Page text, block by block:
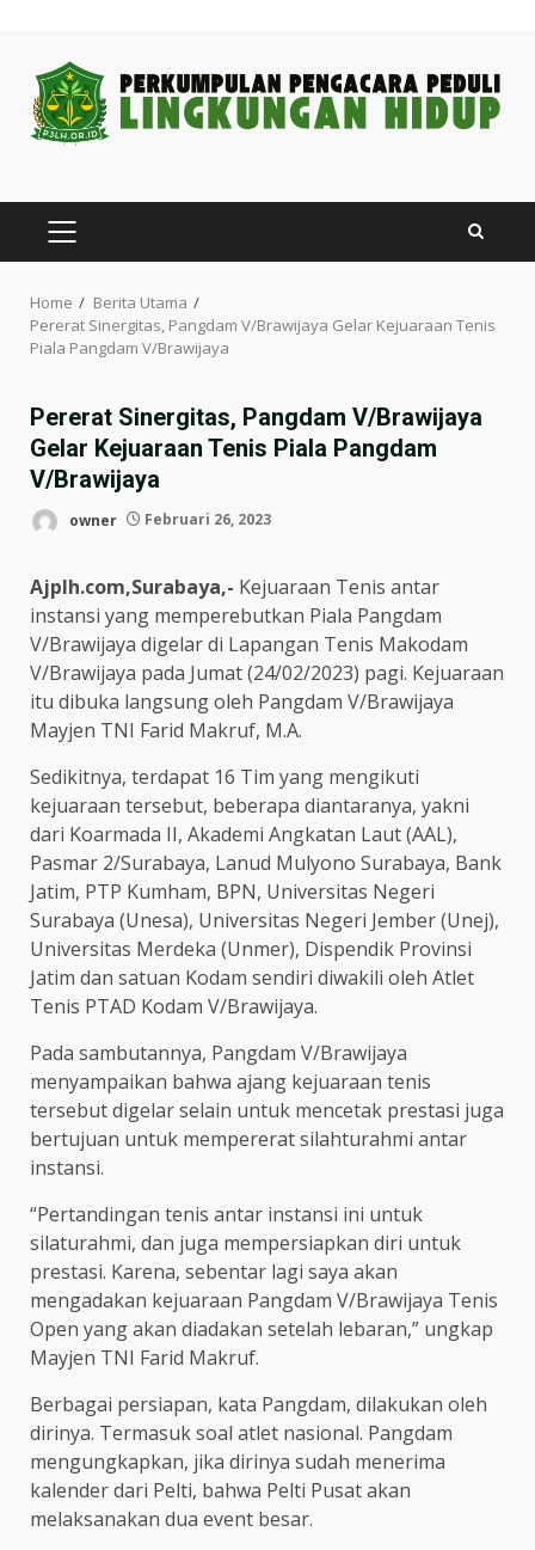
content
PRIMARY
MENU
Home
Berita Utama
Pererat Sinergitas, Pangdam V/Brawijaya Gelar Kejuaraan Tenis
Piala Pangdam V/Brawijaya
Pererat Sinergitas, Pangdam V/Brawijaya
Gelar Kejuaraan Tenis Piala Pangdam
V/Brawijaya
owner Februari 26, 2023
Ajplh.com,Surabaya,- Kejuaraan Tenis antar
instansi yang memperebutkan Piala Pangdam
V/Brawijaya digelar di Lapangan Tenis Makodam
V/Brawijaya pada Jumat (24/02/2023) pagi. Kejuaraan
itu dibuka langsung oleh Pangdam V/Brawijaya
Mayjen TNI Farid Makruf, M.A.
Sedikitnya, terdapat 16 Tim yang mengikuti
kejuaraan tersebut, beberapa diantaranya, yakni
dari Koarmada II, Akademi Angkatan Laut (AAL),
Pasmar 2/Surabaya, Lanud Mulyono Surabaya, Bank
Jatim, PTP Kumham, BPN, Universitas Negeri
Surabaya (Unesa), Universitas Negeri Jember (Unej),
Universitas Merdeka (Unmer), Dispendik Provinsi
Jatim dan satuan Kodam sendiri diwakili oleh Atlet
Tenis PTAD Kodam V/Brawijaya.
Pada sambutannya, Pangdam V/Brawijaya
menyampaikan bahwa ajang kejuaraan tenis
tersebut digelar selain untuk mencetak prestasi juga
bertujuan untuk mempererat silahturahmi antar
instansi.
“Pertandingan tenis antar instansi ini untuk
silaturahmi, dan juga mempersiapkan diri untuk
prestasi. Karena, sebentar lagi saya akan
mengadakan kejuaraan Pangdam V/Brawijaya Tenis
Open yang akan diadakan setelah lebaran,” ungkap
Mayjen TNI Farid Makruf.
Berbagai persiapan, kata Pangdam, dilakukan oleh
dirinya. Termasuk soal atlet nasional. Pangdam
mengungkapkan, jika dirinya sudah menerima
kalender dari Pelti, bahwa Pelti Pusat akan
melaksanakan dua event besar.